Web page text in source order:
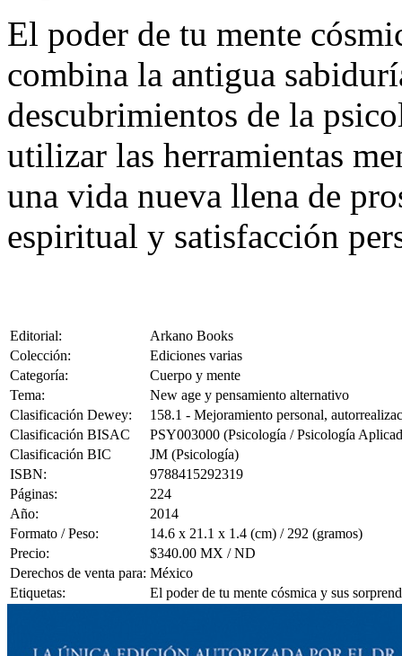
El poder de tu mente
combina la antigua
descubrimientos de la
utilizar las herramientas
una vida nueva llena de
espiritual y satisfacción
Editorial:
Arkano Books
Colección:
Ediciones varias
Categoría:
Cuerpo y mente
Tema:
New age y pensamiento alternativo
Clasificación Dewey:
158.1 - Mejoramiento personal,
Clasificación BISAC
PSY003000 (Psicología / Psicología
Clasificación BIC
JM (Psicología)
ISBN:
9788415292319
Páginas:
224
Año:
2014
Formato / Peso:
14.6 x 21.1 x 1.4 (cm) / 292 (gramos)
Precio:
$340.00 MX / ND
Derechos de venta para: México
Etiquetas:
El poder de tu mente cósmica y sus